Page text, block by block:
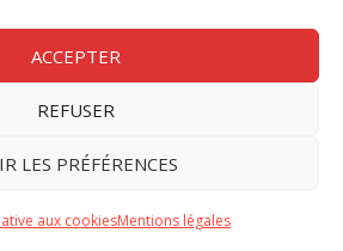
ACCEPTER
REFUSER
LES PRÉFÉRENCES
aux cookiesMentions légales
contacter